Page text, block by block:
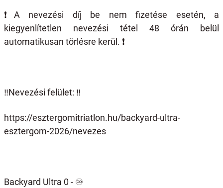
❗️ A nevezési díj be nem fizetése esetén, a
kiegyenlítetlen nevezési tétel 48 órán belül
automatikusan törlésre kerül. ❗️
‼️Nevezési felület: ‼️
https://esztergomitriatlon.hu/backyard-ultra-
esztergom-2026/nevezes
Backyard Ultra 0 - ♾️